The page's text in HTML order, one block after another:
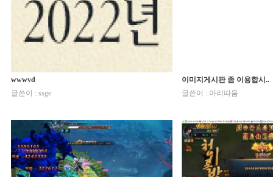
wwwvd
글쓴이 : ssge
이미지게시판 좀 이용합시..
글쓴이 : 아리따움